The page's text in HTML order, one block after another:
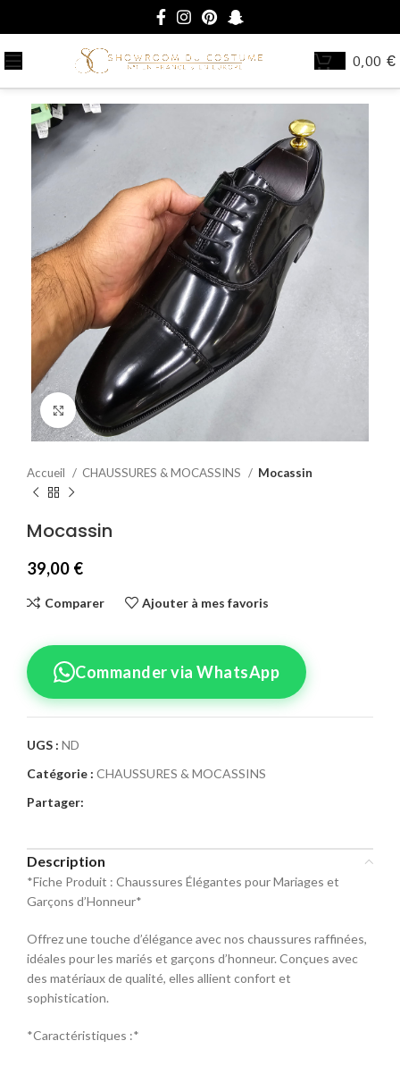
0,00 €
Agrandir
Accueil CHAUSSURES & MOCASSINS Mocassin
Mocassin
39,00 €
Comparer Ajouter à mes favoris
Sélectionnez la taille pour le produit
Mocassin
40 42 44
Commander via WhatsApp
UGS : ND
Catégorie : CHAUSSURES & MOCASSINS
Partager:
Description
*Fiche Produit : Chaussures Élégantes pour Mariages et
Garçons d’Honneur*
Offrez une touche d’élégance avec nos chaussures raffinées,
idéales pour les mariés et garçons d’honneur. Conçues avec
des matériaux de qualité, elles allient confort et
sophistication.
*Caractéristiques :*